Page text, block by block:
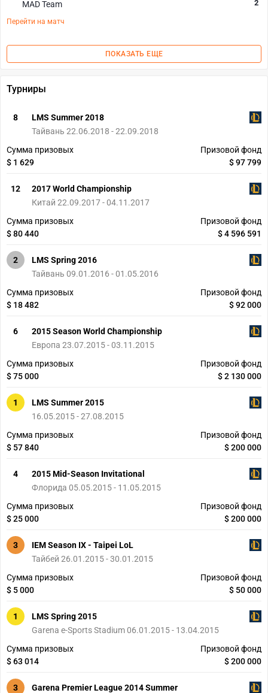
MAD Team 2
Перейти на матч
ПОКАЗАТЬ ЕЩЕ
Турниры
8
LMS Summer 2018
Тайвань 22.06.2018 - 22.09.2018
Сумма призовых
$ 1 629
Призовой фонд
$ 97 799
12
2017 World Championship
Китай 22.09.2017 - 04.11.2017
Сумма призовых
$ 80 440
Призовой фонд
$ 4 596 591
2
LMS Spring 2016
Тайвань 09.01.2016 - 01.05.2016
Сумма призовых
$ 18 482
Призовой фонд
$ 92 000
6
2015 Season World Championship
Европа 23.07.2015 - 03.11.2015
Сумма призовых
$ 75 000
Призовой фонд
$ 2 130 000
1
LMS Summer 2015
16.05.2015 - 27.08.2015
Сумма призовых
$ 57 840
Призовой фонд
$ 200 000
4
2015 Mid-Season Invitational
Флорида 05.05.2015 - 11.05.2015
Сумма призовых
$ 25 000
Призовой фонд
$ 200 000
3
IEM Season IX - Taipei LoL
Тайбей 26.01.2015 - 30.01.2015
Сумма призовых
$ 5 000
Призовой фонд
$ 50 000
1
LMS Spring 2015
Garena e-Sports Stadium 06.01.2015 - 13.04.2015
Сумма призовых
$ 63 014
Призовой фонд
$ 200 000
3
Garena Premier League 2014 Summer